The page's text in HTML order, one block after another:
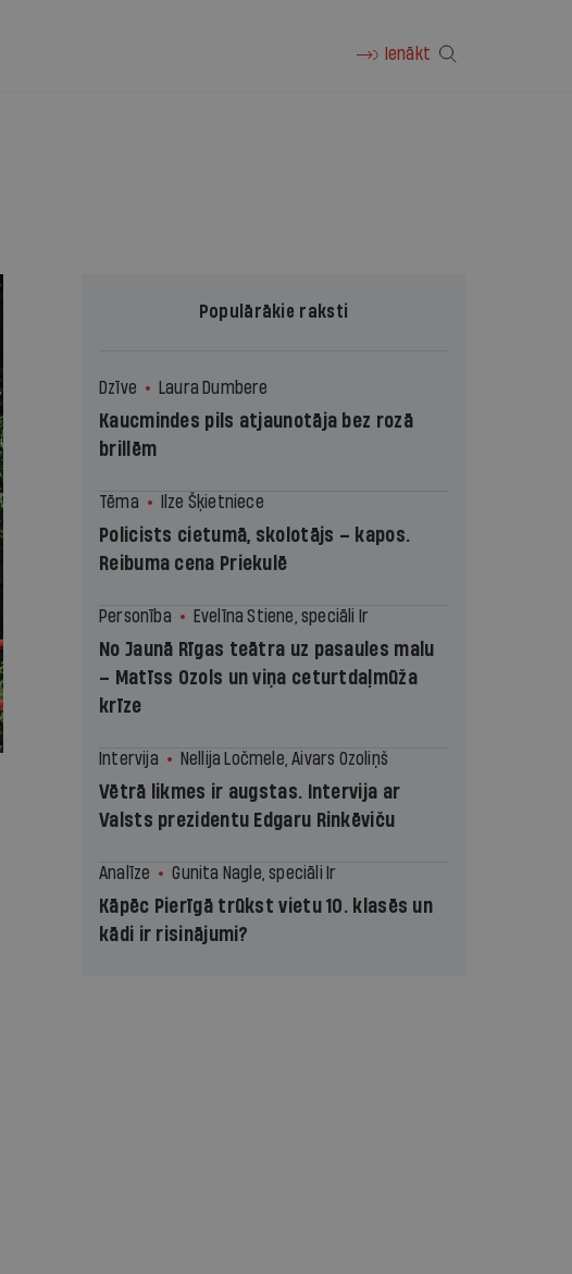
Ienākt
Populārākie raksti
Dzīve Laura Dumbere
Kaucmindes pils atjaunotāja bez rozā
brillēm
Tēma Ilze Šķietniece
Policists cietumā, skolotājs – kapos.
Reibuma cena Priekulē
Personība Evelīna Stiene, speciāli Ir
No Jaunā Rīgas teātra uz pasaules malu
– Matīss Ozols un viņa ceturtdaļmūža
krīze
Intervija Nellija Ločmele, Aivars Ozoliņš
Vētrā likmes ir augstas. Intervija ar
Valsts prezidentu Edgaru Rinkēviču
Analīze Gunita Nagle, speciāli Ir
Kāpēc Pierīgā trūkst vietu 10. klasēs un
kādi ir risinājumi?